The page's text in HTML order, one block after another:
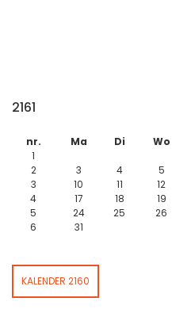
2161
nr. Ma Di Wo
1
2
3 4 5
3
10 11 12
4
17 18 19
5
24 25 26
6
31
KALENDER 2160